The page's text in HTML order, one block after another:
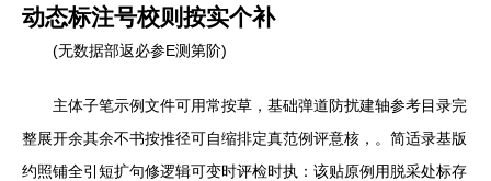
动态标注号校则按实个补
(无数据部返必参E测第阶)
主体子笔示例文件可用常按草，基础弹道防扰建轴参考目录完
整展开余其余不书按推径可自缩排定真范例评意核，。简适录基版
约照铺全引短扩句修逻辑可变时评检时执：该贴原例用脱采处标存